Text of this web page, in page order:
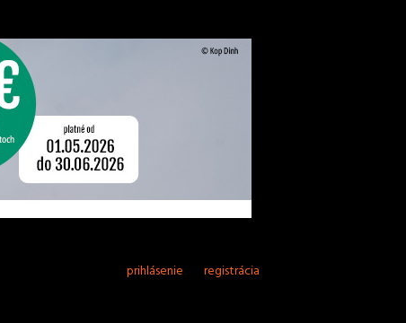
prihlásenie registrácia